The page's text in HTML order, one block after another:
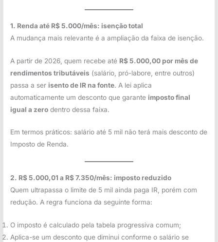
1. Renda até R$ 5.000/mês: isenção total
A mudança mais relevante é a ampliação da faixa de isenção.
A partir de 2026, quem recebe até R$ 5.000,00 por mês de
rendimentos tributáveis (salário, pró-labore, entre outros)
passa a ser isento de IR na fonte. A lei aplica
automaticamente um desconto que garante imposto final
igual a zero dentro dessa faixa.
Em termos práticos: salário até 5 mil não terá mais desconto de
Imposto de Renda.
2. R$ 5.000,01 a R$ 7.350/mês: imposto reduzido
Quem ultrapassa o limite de 5 mil ainda paga IR, porém com
redução. A regra funciona da seguinte forma:
O imposto é calculado pela tabela progressiva comum;
Aplica-se um desconto que diminui conforme o salário se